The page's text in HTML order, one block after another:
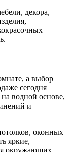
декора,
а выбор
сегодня
водной основе,
и
оконных
яркие,